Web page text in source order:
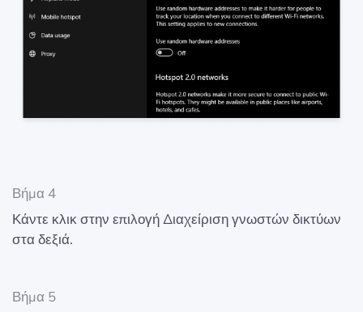
Βήμα 4
Κάντε κλικ στην επιλογή Διαχείριση γνωστών δικτύων
στα δεξιά.
Βήμα 5